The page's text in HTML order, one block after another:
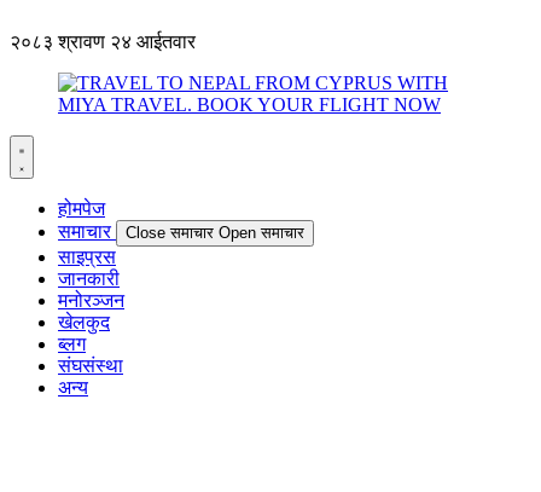
२०८३ श्रावण २४ आईतवार
होमपेज
समाचार
Close समाचार Open समाचार
साइप्रस
जानकारी
मनोरञ्जन
खेलकुद
ब्लग
संघसंस्था
अन्य